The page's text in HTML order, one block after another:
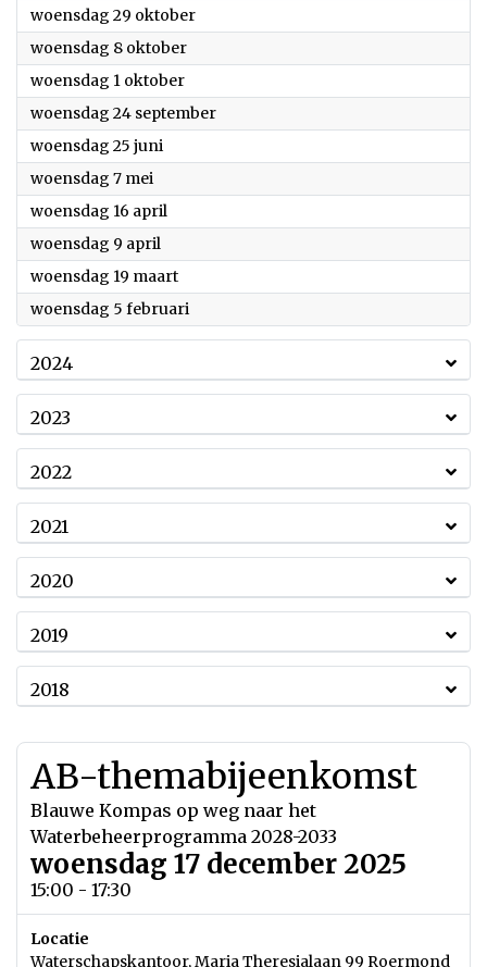
woensdag 29 oktober2025
woensdag 8 oktober2025
woensdag 1 oktober2025
woensdag 24 september2025
woensdag 25 juni
woensdag 7 mei
woensdag 16 april
woensdag 9 april
woensdag 19 maart2025
woensdag 5 februari
2024
2023
2022
2021
2020
2019
2018
AB-themabijeenkomst
Blauwe Kompas op weg naar het
Waterbeheerprogramma 2028-2033
woensdag 17 december 2025
15:00 - 17:30
Locatie
Waterschapskantoor, Maria Theresialaan 99 Roermond